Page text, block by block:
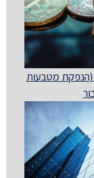
(הנפקת מטבעות